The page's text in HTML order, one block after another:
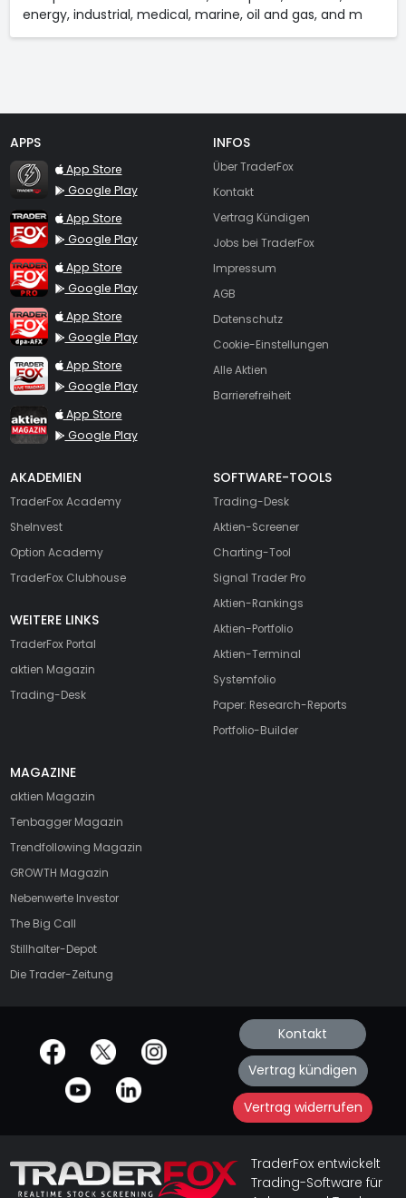
energy, industrial, medical, marine, oil and gas, and m
APPS
TraderFox Flash
App Store
Google Play
TraderFox App
App Store
Google Play
TraderFox Pro
App Store
Google Play
TraderFox dpa-AFX ProFeed
App Store
Google Play
TraderFox Live Trading
App Store
Google Play
TraderFox aktien Magazin
App Store
Google Play
INFOS
Über TraderFox
Kontakt
Vertrag Kündigen
Jobs bei TraderFox
Impressum
AGB
Datenschutz
Cookie-Einstellungen
Alle Aktien
Barrierefreiheit
AKADEMIEN
TraderFox Academy
SheInvest
Option Academy
TraderFox Clubhouse
WEITERE LINKS
TraderFox Portal
aktien Magazin
Trading-Desk
SOFTWARE-TOOLS
Trading-Desk
Aktien-Screener
Charting-Tool
Signal Trader Pro
Aktien-Rankings
Aktien-Portfolio
Aktien-Terminal
Systemfolio
Paper: Research-Reports
Portfolio-Builder
MAGAZINE
aktien Magazin
Tenbagger Magazin
Trendfollowing Magazin
GROWTH Magazin
Nebenwerte Investor
The Big Call
Stillhalter-Depot
Die Trader-Zeitung
offizielle Social Media-Accounts Kontakt
Vertrag kündigen
Vertrag widerrufen
TraderFox entwickelt
Trading-Software für